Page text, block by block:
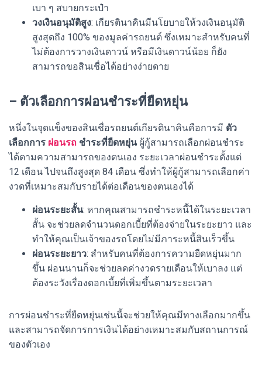
เบา ๆ สบายกระเป๋า
วงเงินอนุมัติสูง: เกียรตินาคินมีนโยบายให้วงเงินอนุมัติ
สูงสุดถึง 100% ของมูลค่ารถยนต์ ซึ่งเหมาะสำหรับคนที่
ไม่ต้องการวางเงินดาวน์ หรือมีเงินดาวน์น้อย ก็ยัง
สามารถขอสินเชื่อได้อย่างง่ายดาย
– ตัวเลือกการผ่อนชำระที่ยืดหยุ่น
หนึ่งในจุดแข็งของสินเชื่อรถยนต์เกียรตินาคินคือการมี ตัว
เลือกการ ผ่อนรถ ชำระที่ยืดหยุ่นผู้กู้สามารถเลือกผ่อนชำระ
ได้ตามความสามารถของตนเอง ระยะเวลาผ่อนชำระตั้งแต่
12 เดือน ไปจนถึงสูงสุด 84 เดือน ซึ่งทำให้ผู้กู้สามารถเลือกค่า
งวดที่เหมาะสมกับรายได้ต่อเดือนของตนเองได้
ผ่อนระยะสั้น: หากคุณสามารถชำระหนี้ได้ในระยะเวลา
สั้น จะช่วยลดจำนวนดอกเบี้ยที่ต้องจ่ายในระยะยาว และ
ทำให้คุณเป็นเจ้าของรถโดยไม่มีภาระหนี้สินเร็วขึ้น
ผ่อนระยะยาว: สำหรับคนที่ต้องการความยืดหยุ่นมาก
ขึ้น ผ่อนนานก็จะช่วยลดค่างวดรายเดือนให้เบาลง แต่
ต้องระวังเรื่องดอกเบี้ยที่เพิ่มขึ้นตามระยะเวลา
การผ่อนชำระที่ยืดหยุ่นเช่นนี้จะช่วยให้คุณมีทางเลือกมากขึ้น
และสามารถจัดการการเงินได้อย่างเหมาะสมกับสถานการณ์
ของตัวเอง